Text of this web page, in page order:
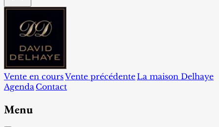
Vente en coursVente précédente La maison Delhaye
Agenda Contact
Menu